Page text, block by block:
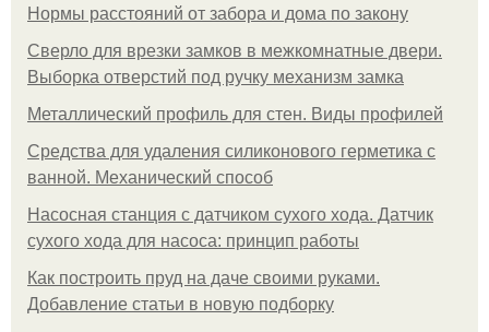
Нормы расстояний от забора и дома по закону
Сверло для врезки замков в межкомнатные двери.
Выборка отверстий под ручку механизм замка
Металлический профиль для стен. Виды профилей
Средства для удаления силиконового герметика с
ванной. Механический способ
Насосная станция с датчиком сухого хода. Датчик
сухого хода для насоса: принцип работы
Как построить пруд на даче своими руками.
Добавление статьи в новую подборку